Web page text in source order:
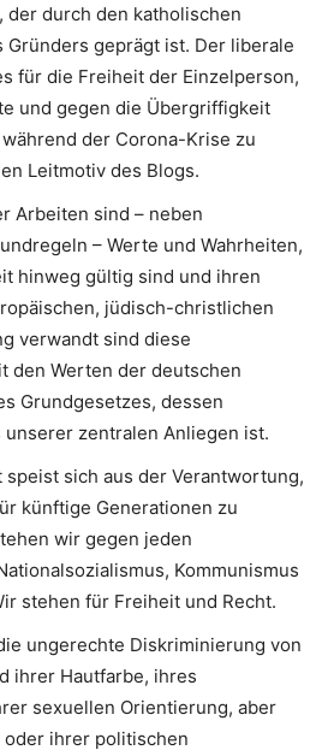
der durch den katholischen
Gründers geprägt ist. Der liberale
für die Freiheit der Einzelperson,
und gegen die Übergriffigkeit
der Corona-Krise zu
Leitmotiv des Blogs.
Arbeiten sind – neben
– Werte und Wahrheiten,
hinweg gültig sind und ihren
jüdisch-christlichen
verwandt sind diese
den Werten der deutschen
Grundgesetzes, dessen
zentralen Anliegen ist.
speist sich aus der Verantwortung,
künftige Generationen zu
wir gegen jeden
Kommunismus
stehen für Freiheit und Recht.
ungerechte Diskriminierung von
ihrer Hautfarbe, ihres
sexuellen Orientierung, aber
ihrer politischen